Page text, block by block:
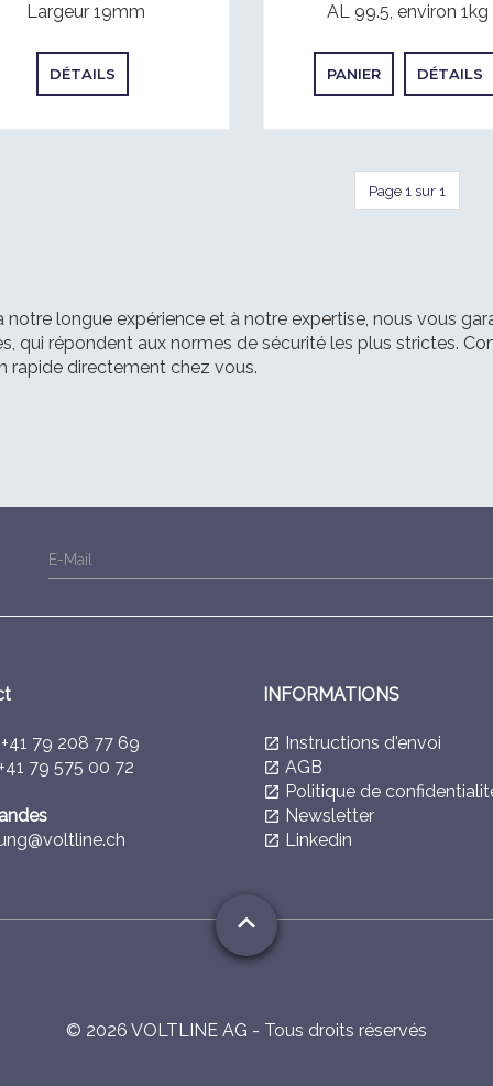
Largeur 19mm
DÉTAILS
AL 99.5, environ 1kg
PANIER DÉTAILS
Page 1 sur 1
notre longue expérience et à notre expertise, nous vous
qui répondent aux normes de sécurité les plus strictes.
rapide directement chez vous.
E-Mail
+41 79 208 77 69
+41 79 575 00 72
INFORMATIONS
launch Instructions d'envoi
launch AGB
launch Politique de
launch Newsletter
launch Linkedin
expand_less
© 2026 VOLTLINE AG - Tous droits réservés